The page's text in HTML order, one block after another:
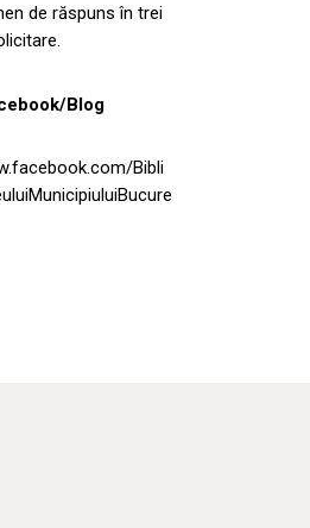
de răspuns în trei
Blog
Bibli